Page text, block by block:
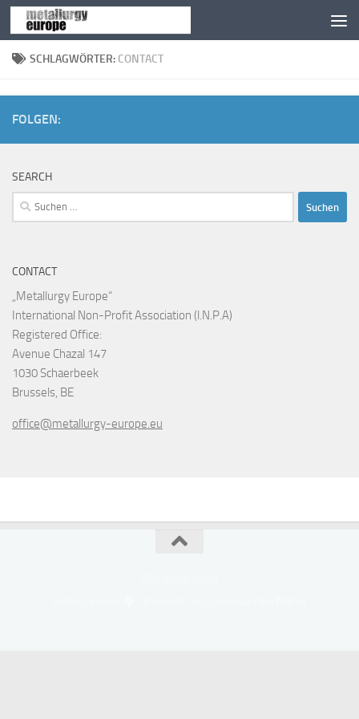
Zum Inhalt springen
SCHLAGWÖRTER: CONTACT
FOLGEN:
SEARCH
Suchen
nach:
CONTACT
„Metallurgy Europe“
International Non-Profit Association (l.N.P.A)
Registered Office:
Avenue Chazal 147
1030 Schaerbeek
Brussels, BE
office@metallurgy-europe.eu